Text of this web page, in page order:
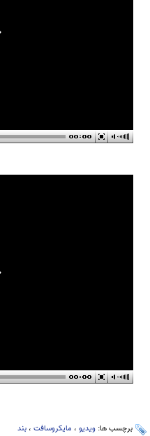
برچسب ها: ویدیو ، مایکروسافت ، بند